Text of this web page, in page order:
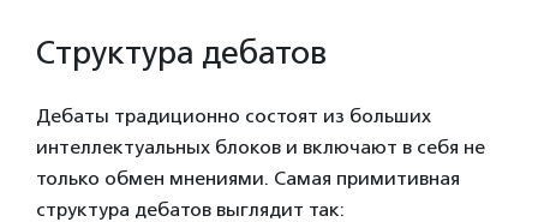
Структура дебатов
Дебаты традиционно состоят из больших
интеллектуальных блоков и включают в себя не
только обмен мнениями. Самая примитивная
структура дебатов выглядит так: